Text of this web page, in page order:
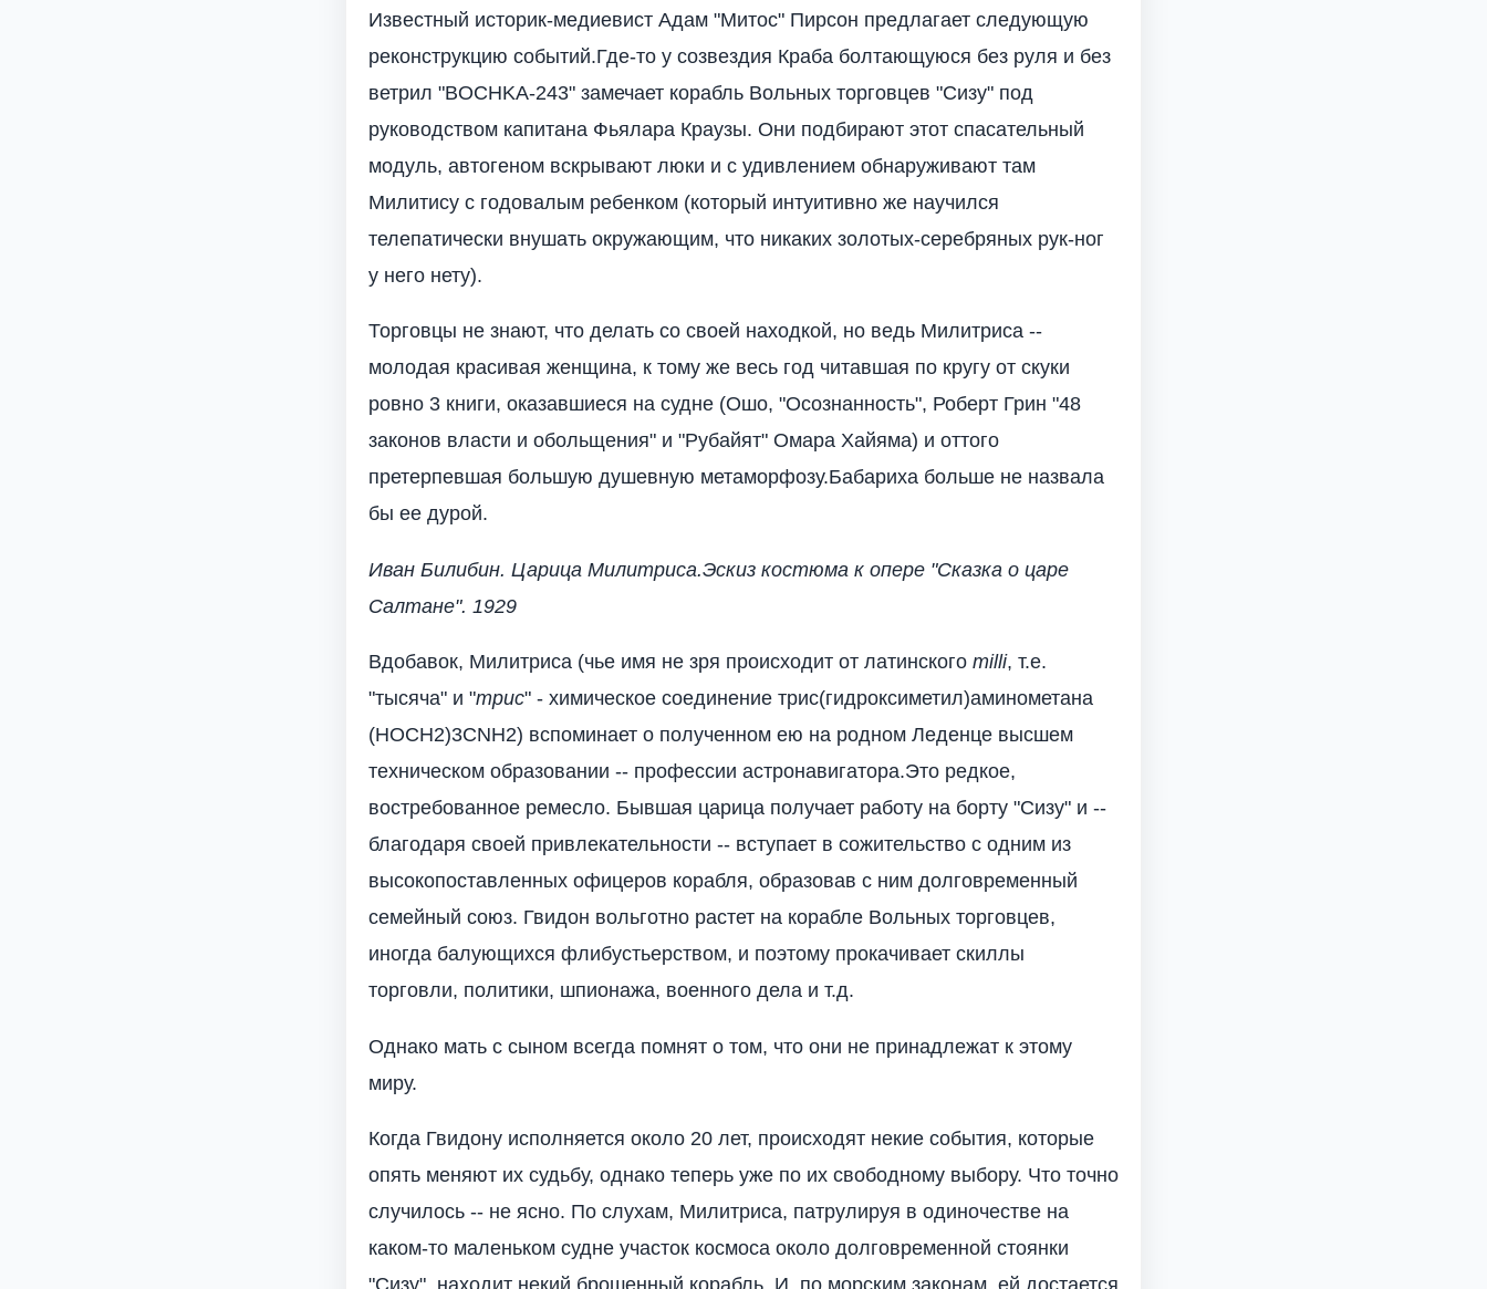
Известный историк-медиевист Адам "Митос" Пирсон предлагает следующую
реконструкцию событий.Где-то у созвездия Краба болтающуюся без руля и без
ветрил "BOCHKA-243" замечает корабль Вольных торговцев "Сизу" под
руководством капитана Фьялара Краузы. Они подбирают этот спасательный
модуль, автогеном вскрывают люки и с удивлением обнаруживают там
Милитису с годовалым ребенком (который интуитивно же научился
телепатически внушать окружающим, что никаких золотых-серебряных рук-ног
у него нету).
Торговцы не знают, что делать со своей находкой, но ведь Милитриса --
молодая красивая женщина, к тому же весь год читавшая по кругу от скуки
ровно 3 книги, оказавшиеся на судне (Ошо, "Осознанность", Роберт Грин "48
законов власти и обольщения" и "Рубайят" Омара Хайяма) и оттого
претерпевшая большую душевную метаморфозу.Бабариха больше не назвала
бы ее дурой.
Иван Билибин. Царица Милитриса.Эскиз костюма к опере "Сказка о царе
Салтане". 1929
Вдобавок, Милитриса (чье имя не зря происходит от латинского milli, т.е.
"тысяча" и "трис" - химическое соединение трис(гидроксиметил)аминометана
(HOCH2)3CNH2) вспоминает о полученном ею на родном Леденце высшем
техническом образовании -- профессии астронавигатора.Это редкое,
востребованное ремесло. Бывшая царица получает работу на борту "Сизу" и --
благодаря своей привлекательности -- вступает в сожительство с одним из
высокопоставленных офицеров корабля, образовав с ним долговременный
семейный союз. Гвидон вольготно растет на корабле Вольных торговцев,
иногда балующихся флибустьерством, и поэтому прокачивает скиллы
торговли, политики, шпионажа, военного дела и т.д.
Однако мать с сыном всегда помнят о том, что они не принадлежат к этому
миру.
Когда Гвидону исполняется около 20 лет, происходят некие события, которые
опять меняют их судьбу, однако теперь уже по их свободному выбору. Что точно
случилось -- не ясно. По слухам, Милитриса, патрулируя в одиночестве на
каком-то маленьком судне участок космоса около долговременной стоянки